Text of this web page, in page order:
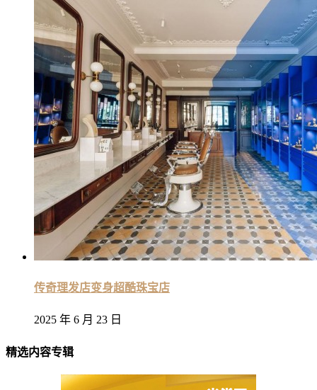
传奇理发店变身超酷珠宝店
2025 年 6 月 23 日
精选内容专辑